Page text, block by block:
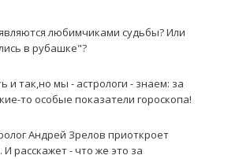
любимчиками судьбы? Или
в рубашке"?
и так,но мы - астрологи - знаем: за
то особые показатели гороскопа!
Андрей Зрелов приоткроет
И расскажет - что же это за